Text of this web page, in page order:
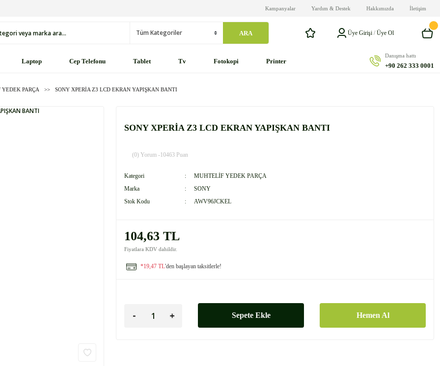
Kampanyalar Yardım & Destek Hakkımızda İletişim
ARA Üye Girişi /Üye Ol
Laptop Cep Telefonu Tablet Tv Fotokopi Printer
Danışma hattı
+90 262 333 0001
PARÇA SONY XPERİA Z3 LCD EKRAN YAPIŞKAN BANTI
SONY XPERİA Z3 LCD EKRAN YAPIŞKAN BANTI
(0) Yorum -10463 Puan
Kategori
MUHTELİF YEDEK PARÇA
Marka
SONY
Stok Kodu
AWV96JCKEL
104,63 TL
Fiyatlara KDV dahildir.
*19,47 TL'den başlayan taksitlerle!
Sepete Ekle Hemen Al